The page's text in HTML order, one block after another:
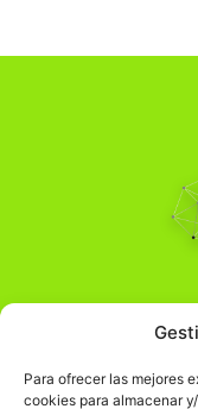
Para ofrecer las mejores
cookies para almacenar